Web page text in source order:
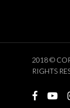
2018 ©
RIGHTS
facebook